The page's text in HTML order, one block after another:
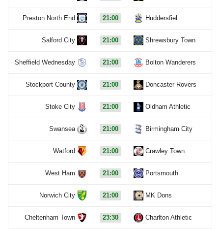
Preston North End 21:00 Huddersfiel
Salford City 21:00 Shrewsbury Town
Sheffield Wednesday 21:00 Bolton Wanderers
Stockport County 21:00 Doncaster Rovers
Stoke City 21:00 Oldham Athletic
Swansea 21:00 Birmingham City
Watford 21:00 Crawley Town
West Ham 21:00 Portsmouth
Norwich City 21:00 MK Dons
Cheltenham Town 23:30 Charlton Athletic